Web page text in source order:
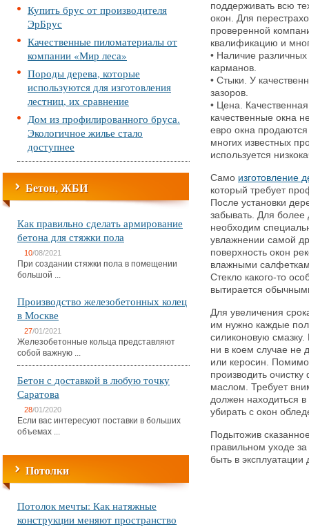
Купить брус от производителя
ЭрБрус
Качественные пиломатериалы от
компании «Мир леса»
Породы дерева, которые
используются для изготовления
лестниц, их сравнение
Дом из профилированного бруса.
Экологичное жилье стало
доступнее
Бетон, ЖБИ
Как правильно сделать армирование
бетона для стяжки пола
10/08/2021
При создании стяжки пола в помещении
большой ...
Производство железобетонных колец
в Москве
27/01/2021
Железобетонные кольца представляют
собой важную ...
Бетон с доставкой в любую точку
Саратова
28/01/2020
Если вас интересуют поставки в больших
объемах ...
Потолки
Потолок мечты: Как натяжные
конструкции меняют пространство
поддерживать всю
окон. Для
проверенной
квалификацию и
• Наличие
карманов.
• Стыки. У
зазоров.
• Цена.
качественные окна
евро окна
многих известных
используется
Само изготовление
который требует
После установки
забывать. Для более
необходим
увлажнении самой
поверхность окон
влажными
Стекло какого-то
вытирается
Для увеличения
им нужно каждые
силиконовую
ни в коем случае не
или керосин.
производить
маслом. Требует
должен находиться
убирать с окон
Подытожив
правильном уходе
быть в